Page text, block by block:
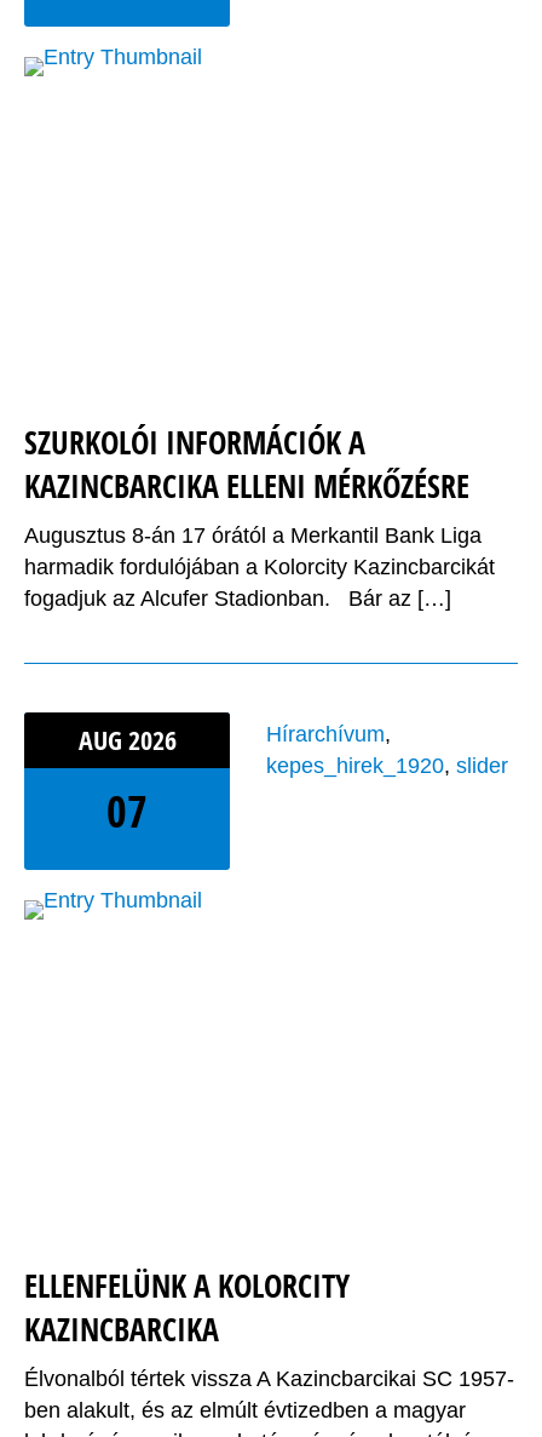
SZURKOLÓI INFORMÁCIÓK A
KAZINCBARCIKA ELLENI MÉRKŐZÉSRE
Augusztus 8-án 17 órától a Merkantil Bank Liga
harmadik fordulójában a Kolorcity Kazincbarcikát
fogadjuk az Alcufer Stadionban. Bár az […]
AUG 2026
07
Hírarchívum,
kepes_hirek_1920, slider
ELLENFELÜNK A KOLORCITY
KAZINCBARCIKA
Élvonalból tértek vissza A Kazincbarcikai SC 1957-
ben alakult, és az elmúlt évtizedben a magyar